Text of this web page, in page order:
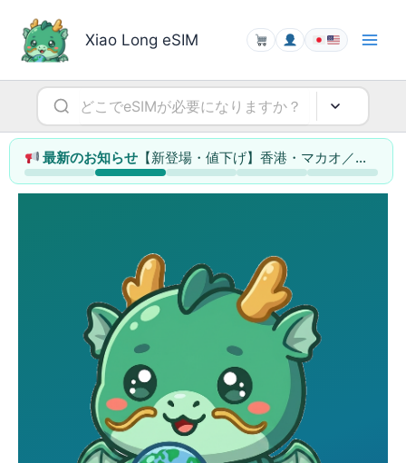
プ
Xiao Long eSIM
最新のお知らせ 【新登場・値下げ】香港・マカオ／シンガポール／タイ／マレーシアのeSIMを大幅拡充（最大78%値下げ）